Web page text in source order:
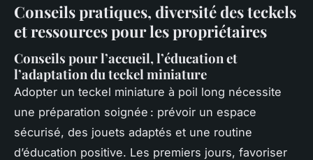
Conseils pratiques, diversité des teckels
et ressources pour les propriétaires
Conseils pour l’accueil, l’éducation et
l’adaptation du teckel miniature
Adopter un teckel miniature à poil long nécessite
une préparation soignée : prévoir un espace
sécurisé, des jouets adaptés et une routine
d’éducation positive. Les premiers jours, favoriser